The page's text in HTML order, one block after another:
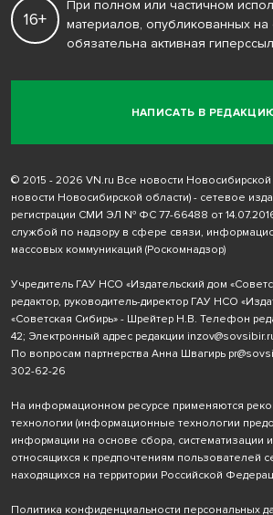
НАПИСАТЬ В
16+
При полном или частичном
материалов, опубликованных на
обязательна активная
© 2015 - 2026 VN.ru Все новости Новосибирской
новости Новосибирской области) - сетевое
регистрации СМИ ЭЛ № ФС 77-66488 от
службой по надзору в сфере связи,
массовых коммуникаций (Роскомнадзор)
Учредитель ГАУ НСО «Издательский дом
редактор, руководитель-директор ГАУ НСО
«Советская Сибирь» - Шрейтер Н.В. Телефон
42; Электронный адрес редакции
По вопросам партнерства Анна Швагирь
302-62-26
На информационном ресурсе применяются
технологии (информационные технологии
информации на основе сбора, систематизации
относящихся к предпочтениям пользователей
находящихся на территории Российской
Политика конфиденциальности персональных